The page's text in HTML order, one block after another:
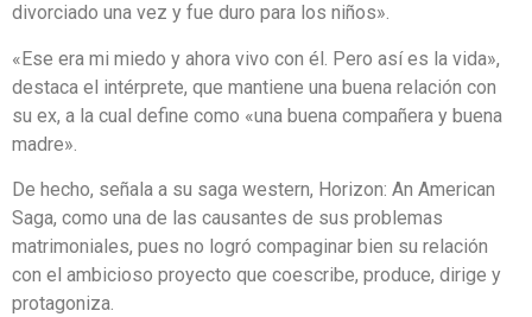
divorciado una vez y fue duro para los niños».
«Ese era mi miedo y ahora vivo con él. Pero así es la vida»,
destaca el intérprete, que mantiene una buena relación con
su ex, a la cual define como «una buena compañera y buena
madre».
De hecho, señala a su saga western, Horizon: An American
Saga, como una de las causantes de sus problemas
matrimoniales, pues no logró compaginar bien su relación
con el ambicioso proyecto que coescribe, produce, dirige y
protagoniza.